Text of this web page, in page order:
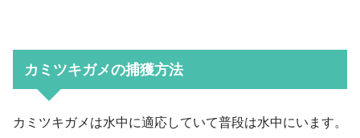
カミツキガメの捕獲方法
カミツキガメは水中に適応していて普段は水中にいます。